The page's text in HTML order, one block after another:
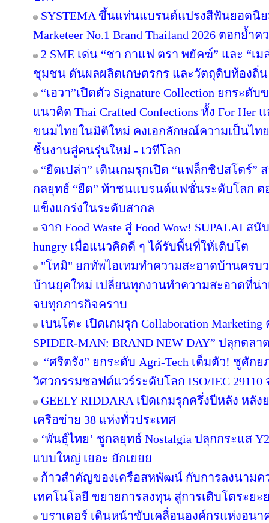
SYSTEMA ขึ้นแท่นแบรนด์แปรงสีฟันยอดนิ
Marketeer No.1 Brand Thailand 2026 ตอกย้
2 SME เด่น “ชา กาแฟ ตรา พยัคฆ์” และ “
ชุมชน ดันผลผลิตเกษตรกร และวัตถุดิบท้องถิ่
“เอวา”เปิดตัว Signature Collection ยกระ
แนวคิด Thai Crafted Confections ทั้ง For Her
ขนมไทยในมิติใหม่ คงเอกลักษณ์ความเป็นไท
ชิ้นงานสู่คนรุ่นใหม่ - เวทีโลก
“ยืดเปล่า” เดินเกมรุกเปิด “แฟล็กชิปสโตร์”
กลยุทธ์ “ยืด” ท้าชนแบรนด์แฟชั่นระดับโลก
แข็งแกร่งในระดับสากล
จาก Food Waste สู่ Food Wow! SUPALAI ส
hungry เมื่อแนวคิดดี ๆ ได้รับพื้นที่ให้เติบโต
"โทมิ" ยกทัพไอเทมทำความสะอาดบ้านครบ
บ้านยุคใหม่ เปลี่ยนทุกงานทำความสะอาดที่น่า
จบทุกภารกิจคราบ
เบนโตะ เปิดเกมรุก Collaboration
SPIDER-MAN: BRAND NEW DAY” ปลุกต
“ศรีตรัง” ยกระดับ Agri-Tech เต็มตัว! ชูศัก
วิศวกรรมซอฟต์แวร์ระดับโลก ISO/IEC 29110
GEELY RIDDARA เปิดเกมรุกครึ่งปีหลัง หลั
เครือข่าย 38 แห่งทั่วประเทศ
‘พันธุ์ไทย’ ชูกลยุทธ์ Nostalgia ปลุกกระแส
แบบใหญ่ เยอะ ยักเยยย
ก้าวสำคัญของเครือสหพัฒน์ กับการลงนามค
เทคโนโลยี ขยายการลงทุน สู่การเติบโตระยะ
บราเดอร์ เดินหน้าขับเคลื่อนองค์กรแห่งอน